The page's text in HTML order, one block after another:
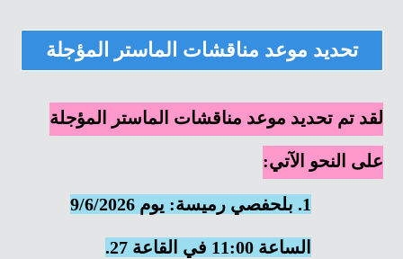
تحديد موعد مناقشات الماستر المؤجلة
لقد تم تحديد موعد مناقشات الماستر المؤجلة
على النحو الآتي:
1. بلحفصي رميسة: يوم 9/6/2026
الساعة 11:00 في القاعة 27.